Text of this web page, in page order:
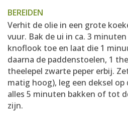
BEREIDEN
Verhit de olie in een grote
vuur. Bak de ui in ca. 3
knoflook toe en laat die 1
daarna de paddenstoelen, 1
theelepel zwarte peper erbij.
matig hoog), leg een deksel
alles 5 minuten bakken of tot
zijn.